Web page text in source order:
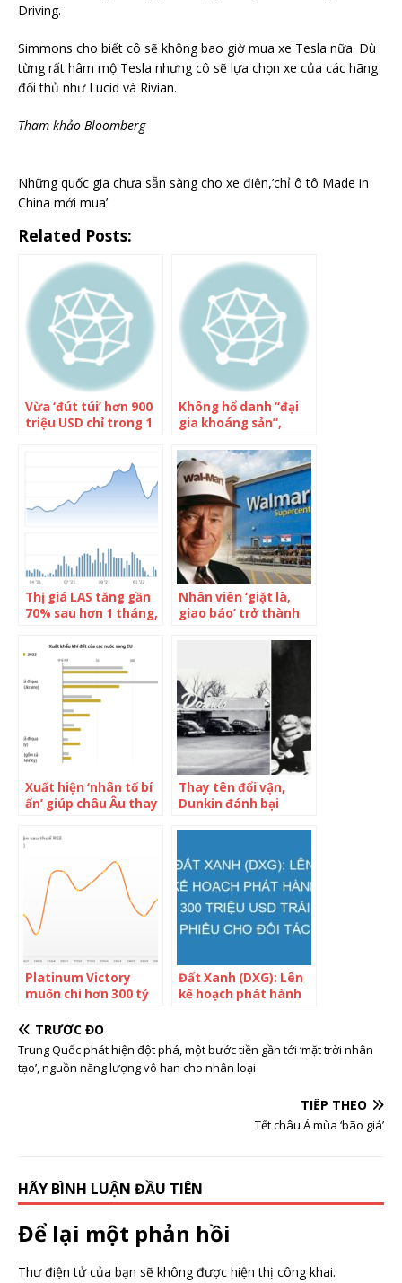
Driving.
Simmons cho biết cô sẽ không bao giờ mua xe Tesla nữa. Dù
từng rất hâm mộ Tesla nhưng cô sẽ lựa chọn xe của các hãng
đối thủ như Lucid và Rivian.
Tham khảo Bloomberg
Những quốc gia chưa sẵn sàng cho xe điện,’chỉ ô tô Made in
China mới mua’
Related Posts:
Vừa ‘đút túi’ hơn 900
triệu USD chỉ trong 1
có động thái ‘ngỡ
ngàng’ khiến 500
nhân viên ‘phật lòng’
Không hổ danh “đại
gia khoáng sản”,
thấy viên kim cương
lớn nhất thập kỷ
Thị giá LAS tăng gần
70% sau hơn 1 tháng,
thể đấu giá hơn 21
triệu cổ phần LAS do
không có nhà đầu tư
đăng ký mua
Nhân viên ‘giặt là,
giao báo’ trở thành
hơn 3 triệu về quê
‘thiệt’ bán rẻ nhưng
không ngờ ‘giá càng
thấp lãi càng cao’
Xuất hiện ‘nhân tố bí
ẩn’ giúp châu Âu thay
Sở hữu hàng loạt mỏ
những nơi không ai
ngờ tới, khiến dòng
chảy năng lượng thay
đổi ‘chóng mặt’
Thay tên đổi vận,
Dunkin đánh bại
nhà” Hoa Kỳ: Vừa
trội từ thị phần,
doanh thu đến tốc độ
tăng giá cổ phiếu
Platinum Victory
muốn chi hơn 300 tỷ
cổ phiếu REE, giá cao
hơn giá thị trường
gần 20%
Đất Xanh (DXG): Lên
kế hoạch phát hành
ngoại, giá chuyển đổi
không thấp hơn
62.000 đồng/cp
TRƯỚC ĐÓ
Trung Quốc phát hiện đột phá, một bước tiền gần tới ‘mặt trời nhân
tạo’, nguồn năng lượng vô hạn cho nhân loại
TIẾP THEO
Tết châu Á mùa ‘bão giá’
HÃY BÌNH LUẬN ĐẦU TIÊN
Để lại một phản hồi
Thư điện tử của bạn sẽ không được hiện thị công khai.